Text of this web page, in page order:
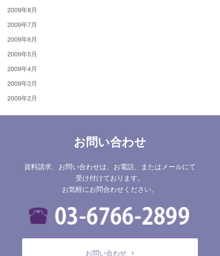
2009年8月
2009年7月
2009年6月
2009年5月
2009年4月
2009年3月
2009年2月
お問い合わせ
資料請求、お問い合わせは、お電話、またはメールにて
受け付けております。
お気軽にお問合わせください。
お問い合わせ